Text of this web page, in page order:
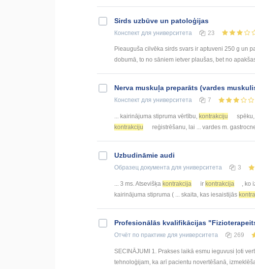
Sirds uzbūve un patoloģijas
Конспект для университета 23
Pieauguša cilvēka sirds svars ir aptuveni 250 g un
dobumā, to no sāniem ietver plaušas, bet no
Nerva muskuļa preparāts (vardes
Конспект для университета 7
... kairinājuma stipruma vērtību, kontrakciju
kontrakciju
reģistrēšanu, lai ... vardes m.
Uzbudināmie audi
Образец документа для университета 3
... 3 ms. Atsevišķa kontrakcija ir kontrakcija , ko
kairinājuma stipruma ( ... skaita, kas iesaistijās
Profesionālās kvalifikācijas
Отчёт по практике для университета 269
SECINĀJUMI 1. Prakses laikā esmu ieguvusi ļoti
tehnoloģijam, ka arī pacientu novertēšanā,